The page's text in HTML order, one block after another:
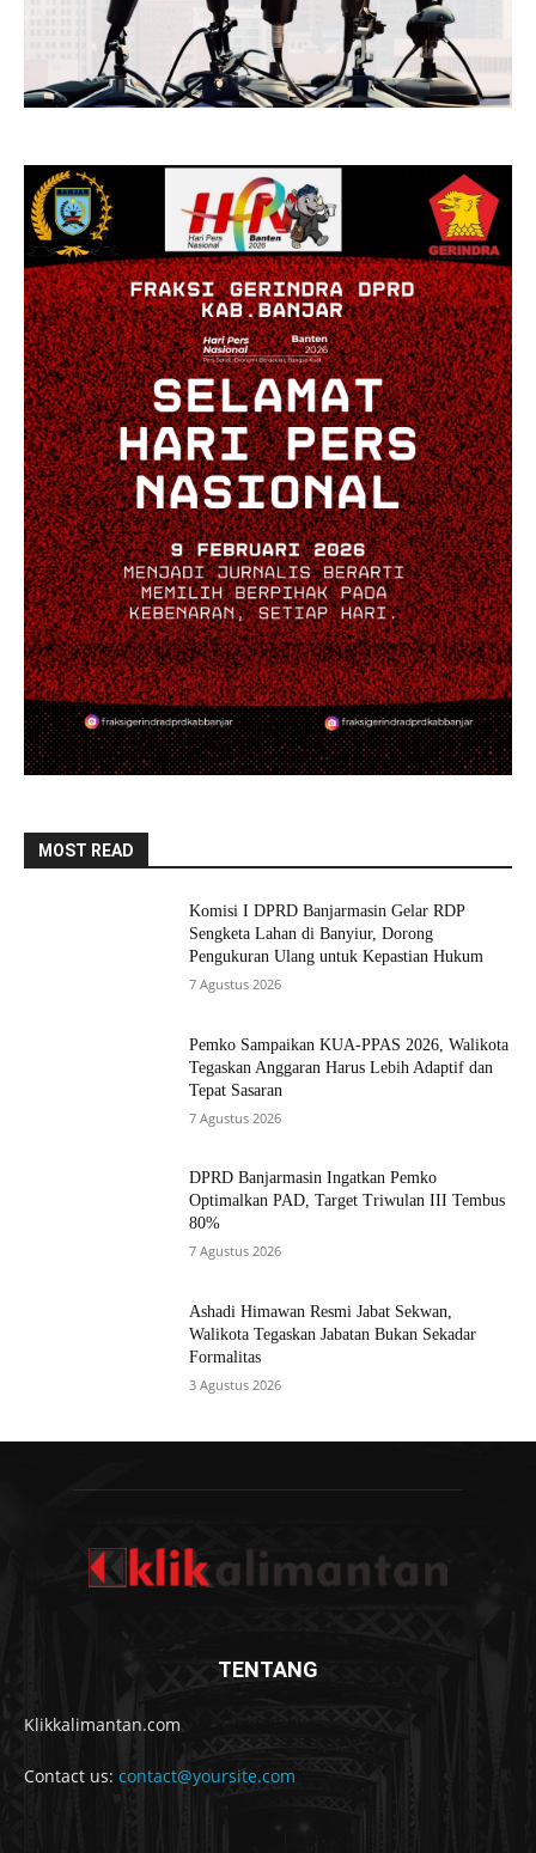
MOST READ
Komisi I DPRD Banjarmasin Gelar RDP
Sengketa Lahan di Banyiur, Dorong
Pengukuran Ulang untuk Kepastian Hukum
7 Agustus 2026
Pemko Sampaikan KUA-PPAS 2026, Walikota
Tegaskan Anggaran Harus Lebih Adaptif dan
Tepat Sasaran
7 Agustus 2026
DPRD Banjarmasin Ingatkan Pemko
Optimalkan PAD, Target Triwulan III Tembus
80%
7 Agustus 2026
Ashadi Himawan Resmi Jabat Sekwan,
Walikota Tegaskan Jabatan Bukan Sekadar
Formalitas
3 Agustus 2026
TENTANG
Klikkalimantan.com
Contact us: contact@yoursite.com